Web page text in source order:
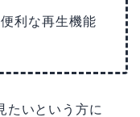
利な再生機能
たいという方に